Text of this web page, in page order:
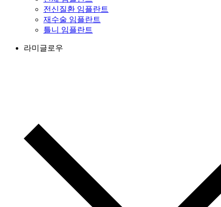
전신질환 임플란트
재수술 임플란트
틀니 임플란트
라미글로우